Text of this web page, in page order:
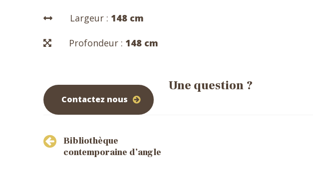
Largeur : 148 cm
Profondeur : 148 cm
Contactez nous
Une question ?
05 59 65 97 22
navigation
Bibliothèque
contemporaine d’angle